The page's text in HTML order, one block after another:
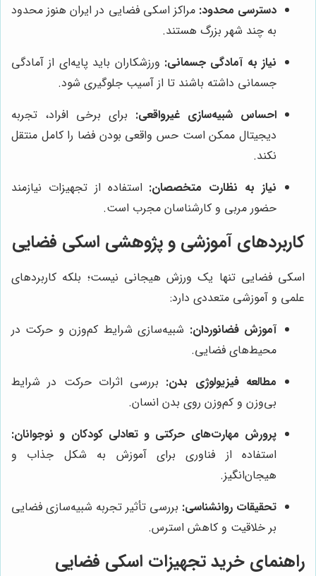
دسترسی محدود: مراکز اسکی فضایی در ایران هنوز محدود
به چند شهر بزرگ هستند.
نیاز به آمادگی جسمانی: ورزشکاران باید پایه‌ای از آمادگی
جسمانی داشته باشند تا از آسیب جلوگیری شود.
احساس شبیه‌سازی غیرواقعی: برای برخی افراد، تجربه
دیجیتال ممکن است حس واقعی بودن فضا را کامل منتقل
نکند.
نیاز به نظارت متخصصان: استفاده از تجهیزات نیازمند
حضور مربی و کارشناسان مجرب است.
کاربردهای آموزشی و پژوهشی اسکی فضایی
اسکی فضایی تنها یک ورزش هیجانی نیست؛ بلکه کاربردهای
علمی و آموزشی متعددی دارد:
آموزش فضانوردان: شبیه‌سازی شرایط کم‌وزن و حرکت در
محیط‌های فضایی.
مطالعه فیزیولوژی بدن: بررسی اثرات حرکت در شرایط
بی‌وزن و کم‌وزن روی بدن انسان.
پرورش مهارت‌های حرکتی و تعادلی کودکان و نوجوانان:
استفاده از فناوری برای آموزش به شکل جذاب و
هیجان‌انگیز.
تحقیقات روانشناسی: بررسی تأثیر تجربه شبیه‌سازی فضایی
بر خلاقیت و کاهش استرس.
راهنمای خرید تجهیزات اسکی فضایی